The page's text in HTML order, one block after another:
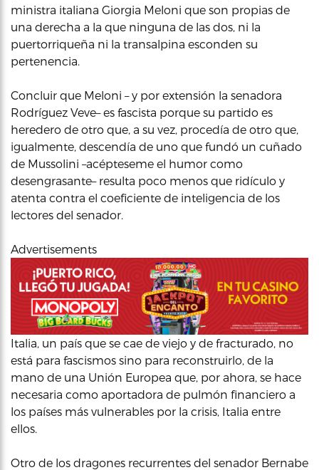
ministra italiana Giorgia Meloni que son propias de
una derecha a la que ninguna de las dos, ni la
puertorriqueña ni la transalpina esconden su
pertenencia.
Concluir que Meloni – y por extensión la senadora
Rodríguez Veve– es fascista porque su partido es
heredero de otro que, a su vez, procedía de otro que,
igualmente, descendía de uno que fundó un cuñado
de Mussolini –acépteseme el humor como
desengrasante– resulta poco menos que ridículo y
atenta contra el coeficiente de inteligencia de los
lectores del senador.
Advertisements
Italia, un país que se cae de viejo y de fracturado, no
está para fascismos sino para reconstruirlo, de la
mano de una Unión Europea que, por ahora, se hace
necesaria como aportadora de pulmón financiero a
los países más vulnerables por la crisis, Italia entre
ellos.
Otro de los dragones recurrentes del senador Bernabe